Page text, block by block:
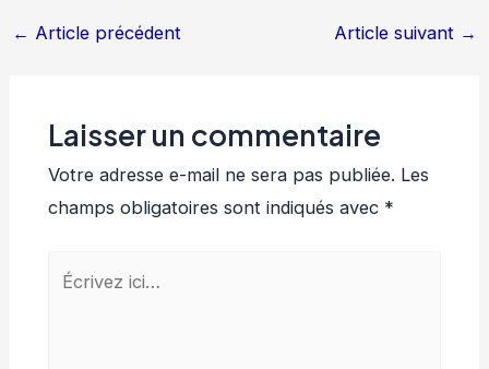
← Article précédent Article suivant →
Laisser un commentaire
Votre adresse e-mail ne sera pas publiée. Les
champs obligatoires sont indiqués avec *
Écrivez